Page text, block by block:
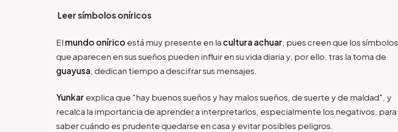
Leer símbolos oníricos
El mundo onírico está muy presente en la cultura achuar, pues creen que los símbolos
que aparecen en sus sueños pueden influir en su vida diaria y, por ello, tras la toma de
guayusa, dedican tiempo a descifrar sus mensajes.
Yunkar explica que "hay buenos sueños y hay malos sueños, de suerte y de maldad", y
recalca la importancia de aprender a interpretarlos, especialmente los negativos, para
saber cuándo es prudente quedarse en casa y evitar posibles peligros.